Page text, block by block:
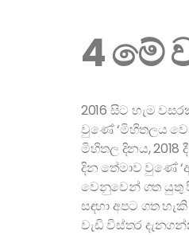
4 මේ
2016 සිට හැම
වුණේ ‘මිහිතලය
මිහිතල දිනය,
දින තේමාව වුණේ
වෙනුවෙන් ගත යුතු
සඳහා අපට ගත
වැඩි විස්තර